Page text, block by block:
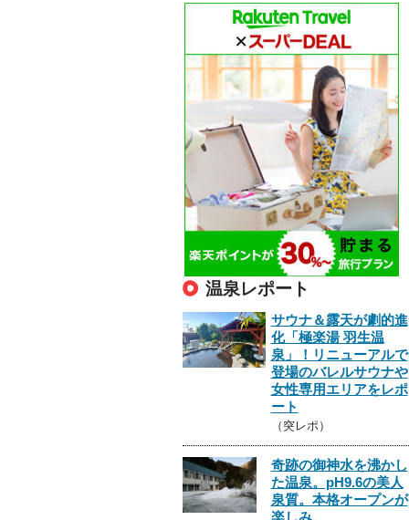
温泉レポート
サウナ＆露天が劇的進
化「極楽湯 羽生温
泉」！リニューアルで
登場のバレルサウナや
女性専用エリアをレポ
ート
（突レポ）
奇跡の御神水を沸かし
た温泉。pH9.6の美人
泉質。本格オープンが